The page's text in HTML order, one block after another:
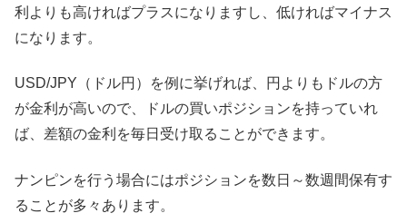
利よりも高ければプラスになりますし、低ければマイナス
になります。
USD/JPY（ドル円）を例に挙げれば、円よりもドルの方
が金利が高いので、ドルの買いポジションを持っていれ
ば、差額の金利を毎日受け取ることができます。
ナンピンを行う場合にはポジションを数日～数週間保有す
ることが多々あります。